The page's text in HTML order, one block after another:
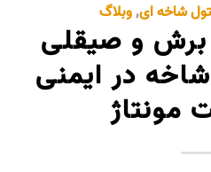
شاخه ای,وبلاگ
برش و صیقلی
در ایمنی
مونتاژ